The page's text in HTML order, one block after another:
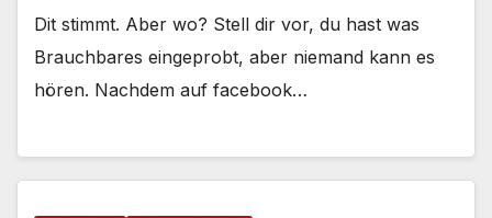
Dit stimmt. Aber wo? Stell dir vor, du hast was
Brauchbares eingeprobt, aber niemand kann es
hören. Nachdem auf facebook…